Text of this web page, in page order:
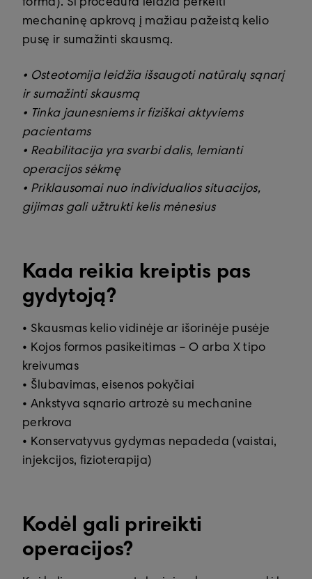
forma). Ši procedūra leidžia perkelti
mechaninę apkrovą į mažiau pažeistą kelio
pusę ir sumažinti skausmą.
• Osteotomija leidžia išsaugoti natūralų sąnarį
ir sumažinti skausmą
• Tinka jaunesniems ir fiziškai aktyviems
pacientams
• Reabilitacija yra svarbi dalis, lemianti
operacijos sėkmę
• Priklausomai nuo individualios situacijos,
gijimas gali užtrukti kelis mėnesius
Kada reikia kreiptis pas
gydytoją?
• Skausmas kelio vidinėje ar išorinėje pusėje
• Kojos formos pasikeitimas – O arba X tipo
kreivumas
• Šlubavimas, eisenos pokyčiai
• Ankstyva sąnario artrozė su mechanine
perkrova
• Konservatyvus gydymas nepadeda (vaistai,
injekcijos, fizioterapija)
Kodėl gali prireikti
operacijos?